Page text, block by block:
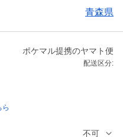
青森県
ポケマル提携のヤマト便
配送区分:
不可